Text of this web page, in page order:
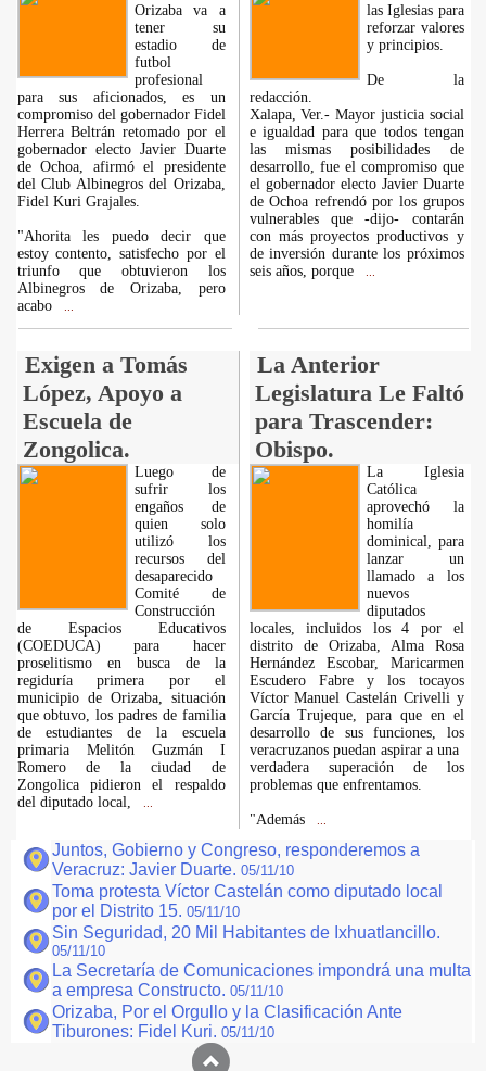
Orizaba va a
tener su
estadio de
futbol
profesional
para sus aficionados, es un
compromiso del gobernador Fidel
Herrera Beltrán retomado por el
gobernador electo Javier Duarte
de Ochoa, afirmó el presidente
del Club Albinegros del Orizaba,
Fidel Kuri Grajales.
"Ahorita les puedo decir que
estoy contento, satisfecho por el
triunfo que obtuvieron los
Albinegros de Orizaba, pero
acabo
las Iglesias para
reforzar valores
y principios.
De la
redacción.
Xalapa, Ver.- Mayor justicia social
e igualdad para que todos tengan
las mismas posibilidades de
desarrollo, fue el compromiso que
el gobernador electo Javier Duarte
de Ochoa refrendó por los grupos
vulnerables que -dijo- contarán
con más proyectos productivos y
de inversión durante los próximos
seis años, porque
Exigen a Tomás
López, Apoyo a
Escuela de
Zongolica.
La Anterior
Legislatura Le Faltó
para Trascender:
Obispo.
Luego de
sufrir los
engaños de
quien solo
utilizó los
recursos del
desaparecido
Comité de
Construcción
de Espacios Educativos
(COEDUCA) para hacer
proselitismo en busca de la
regiduría primera por el
municipio de Orizaba, situación
que obtuvo, los padres de familia
de estudiantes de la escuela
primaria Melitón Guzmán I
Romero de la ciudad de
Zongolica pidieron el respaldo
del diputado local,
La Iglesia
Católica
aprovechó la
homilía
dominical, para
lanzar un
llamado a los
nuevos
diputados
locales, incluidos los 4 por el
distrito de Orizaba, Alma Rosa
Hernández Escobar, Maricarmen
Escudero Fabre y los tocayos
Víctor Manuel Castelán Crivelli y
García Trujeque, para que en el
desarrollo de sus funciones, los
veracruzanos puedan aspirar a una
verdadera superación de los
problemas que enfrentamos.
"Además
Juntos, Gobierno y Congreso, responderemos a
Veracruz: Javier Duarte. 05/11/10
Toma protesta Víctor Castelán como diputado local
por el Distrito 15. 05/11/10
Sin Seguridad, 20 Mil Habitantes de Ixhuatlancillo.
05/11/10
La Secretaría de Comunicaciones impondrá una multa
a empresa Constructo. 05/11/10
Orizaba, Por el Orgullo y la Clasificación Ante
Tiburones: Fidel Kuri. 05/11/10